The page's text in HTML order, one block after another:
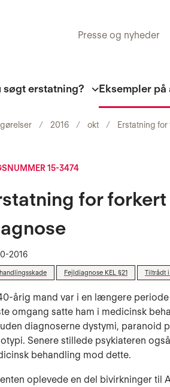
Presse og nyheder
søgt erstatning? Eksempler
2016 okt Erstatning
15-3474
for
2016
Fejldiagnose KEL §21 Tiltrådt
årig mand var i en længere
omgang satte ham i medicinsk
diagnoserne dystymi, paranoid
Senere stillede psykiateren
behandling mod dette.
oplevede en del bivirkninger til